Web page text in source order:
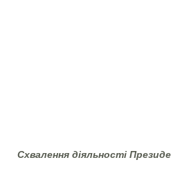
Схвалення діяльності